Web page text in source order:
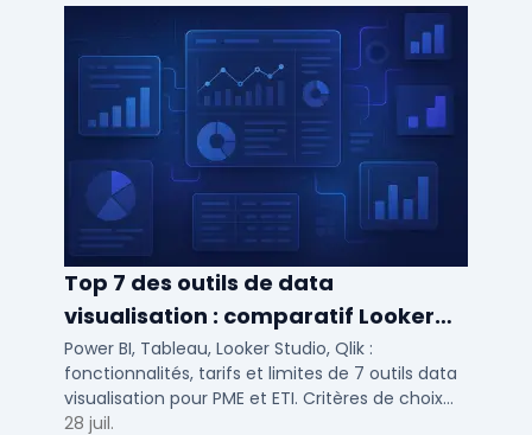
Top 7 des outils de data
visualisation : comparatif Looker
Studio, Tableau vs Power BI et
autres
Power BI, Tableau, Looker Studio, Qlik :
fonctionnalités, tarifs et limites de 7 outils data
visualisation pour PME et ETI. Critères de choix
selon votre SI et vos cas d'usage.
28 juil.